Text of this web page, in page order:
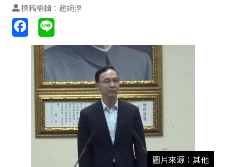
撰稿編輯：趙婉淳
圖片來源：其他